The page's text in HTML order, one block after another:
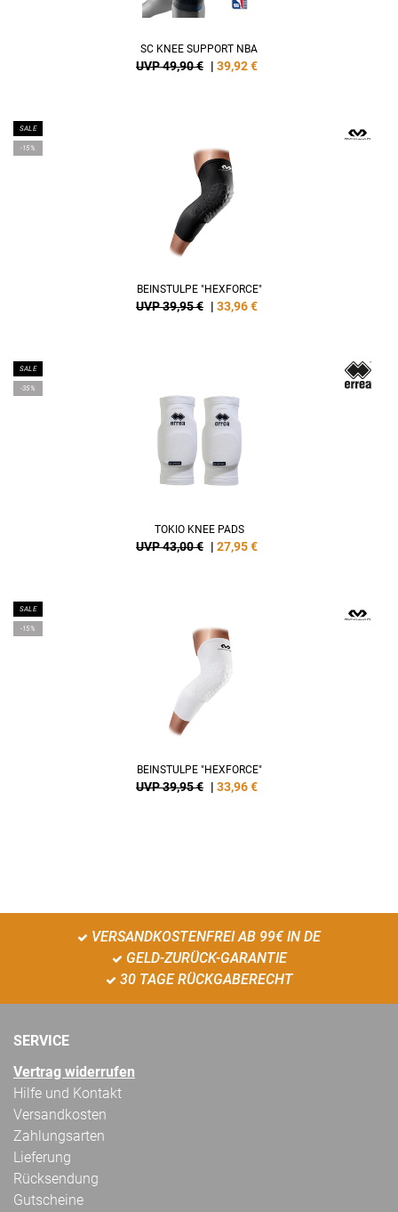
SC KNEE SUPPORT NBA
UVP 49,90 € | 39,92€
SALE
-15%
BEINSTULPE "HEXFORCE"
UVP 39,95 € | 33,96€
SALE
-35%
TOKIO KNEE PADS
UVP 43,00 € | 27,95€
SALE
-15%
BEINSTULPE "HEXFORCE"
UVP 39,95 € | 33,96€
VERSANDKOSTENFREI AB 99€ IN DE
GELD-ZURÜCK-GARANTIE
30 TAGE RÜCKGABERECHT
SERVICE
Vertrag widerrufen
Hilfe und Kontakt
Versandkosten
Zahlungsarten
Lieferung
Rücksendung
Gutscheine